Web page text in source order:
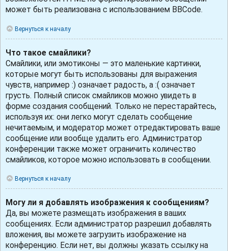
может быть реализована с использованием BBCode.
Вернуться к началу
Что такое смайлики?
Смайлики, или эмотиконы — это маленькие картинки,
которые могут быть использованы для выражения
чувств, например :) означает радость, а :( означает
грусть. Полный список смайликов можно увидеть в
форме создания сообщений. Только не перестарайтесь,
используя их: они легко могут сделать сообщение
нечитаемым, и модератор может отредактировать ваше
сообщение или вообще удалить его. Администратор
конференции также может ограничить количество
смайликов, которое можно использовать в сообщении.
Вернуться к началу
Могу ли я добавлять изображения к сообщениям?
Да, вы можете размещать изображения в ваших
сообщениях. Если администратор разрешил добавлять
вложения, вы можете загрузить изображение на
конференцию. Если нет, вы должны указать ссылку на